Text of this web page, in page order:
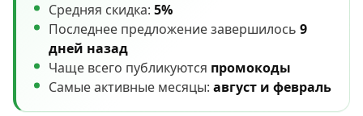
Средняя скидка: 5%
Последнее предложение завершилось 9
дней назад
Чаще всего публикуются промокоды
Самые активные месяцы: август и февраль